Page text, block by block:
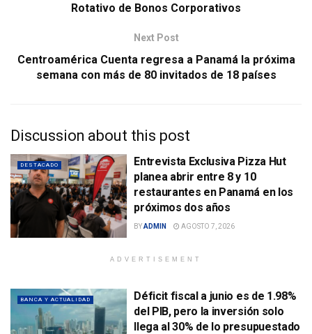
Rotativo de Bonos Corporativos
Next Post
Centroamérica Cuenta regresa a Panamá la próxima
semana con más de 80 invitados de 18 países
Discussion about this post
DESTACADO
Entrevista Exclusiva Pizza Hut
planea abrir entre 8 y 10
restaurantes en Panamá en los
próximos dos años
BYADMIN AGOSTO 7, 2026
ADVERTISEMENT
BANCA Y ACTUALIDAD
Déficit fiscal a junio es de 1.98%
del PIB, pero la inversión solo
llega al 30% de lo presupuestado